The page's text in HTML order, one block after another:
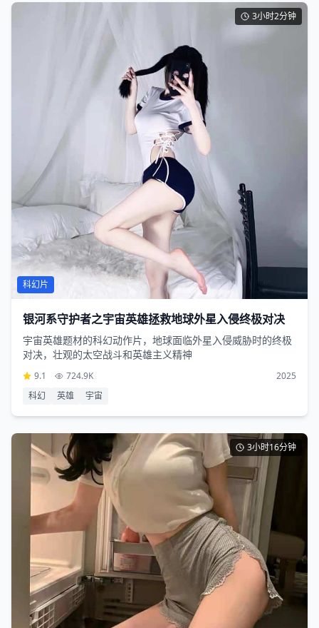
3小时2分钟
科幻片
银河系守护者之宇宙英雄拯救地球外星入侵终极对决
宇宙英雄题材的科幻动作片，地球面临外星入侵威胁时的终极
对决，壮观的太空战斗和英雄主义精神
9.1 724.9K
2025
科幻
英雄 宇宙
3小时16分钟